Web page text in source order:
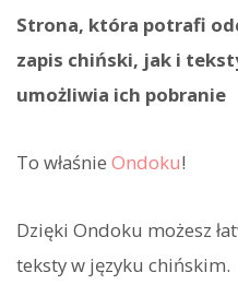
Strona, która potrafi
zapis chiński, jak i
umożliwia ich pobranie
To właśnie Ondoku!
Dzięki Ondoku możesz
teksty w języku chińskim.